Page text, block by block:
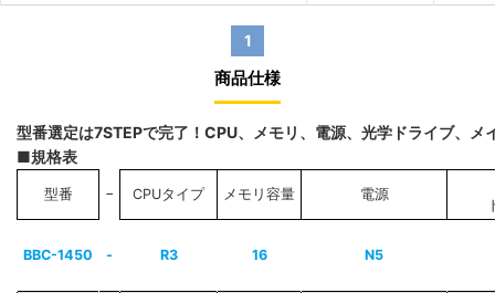
1
商品仕様
型番選定は7STEPで完了！CPU、メモリ、電源、光学ドライブ、
■規格表
型番 − CPUタイプ メモリ容量 電源
BBC-1450 - R3 16 N5